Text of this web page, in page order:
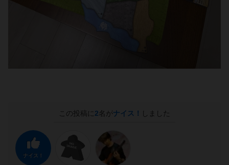
この投稿に 2名がナイス！ しました
ナイス！